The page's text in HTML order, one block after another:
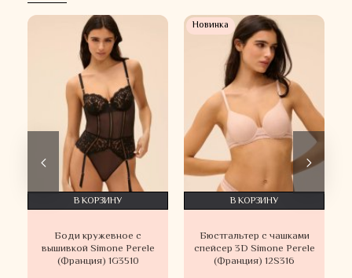
Боди кружевное с
вышивкой Simone Perele
(Франция) 1G3510
В КОРЗИНУ
Новинка
Бюстгальтер c чашками
спейсер 3D Simone Perele
(Франция) 12S316
В КОРЗИНУ